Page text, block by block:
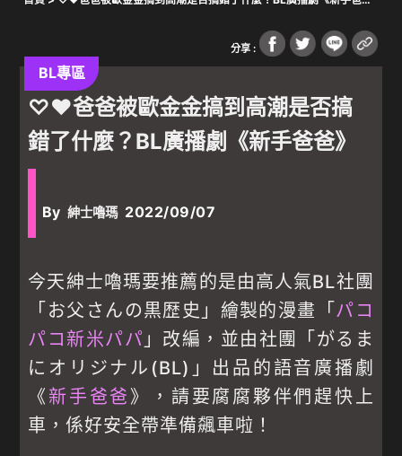
分享 :
BL專區
♡♥爸爸被歐金金搞到高潮是否搞
錯了什麼？BL廣播劇《新手爸爸》
By 紳士嚕瑪 2022/09/07
今天紳士嚕瑪要推薦的是由高人氣BL社團
「お父さんの黒歴史」繪製的漫畫「 パコ
パコ新米パパ 」改編，並由社團「がるま
にオリジナル(BL)」出品的語音廣播劇
《 新手爸爸 》，請要腐腐夥伴們趕快上
車，係好安全帶準備飆車啦！